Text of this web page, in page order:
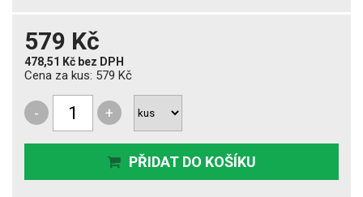
579 Kč
478,51 Kč bez DPH
Cena za kus: 579 Kč
- +
PŘIDAT DO KOŠÍKU